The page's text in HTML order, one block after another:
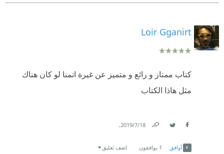
Loir Gganirt
كتاب ممتاز و رائع و متميز عن غيرة اتمنا لو كان هناك
مثل هاذا الكتاب
18‏/7‏/2019
.
أوافق 1 يوافقون اضف تعليق